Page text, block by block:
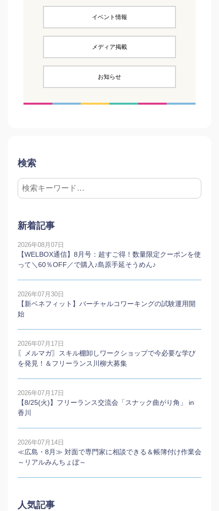
イベント情報
メディア掲載
お知らせ
検索
新着記事
2026年08月07日
【WELBOX通信】8月号：超すご得！数量限定クーポンを使
って＼60％OFF／で購入♪島原手延そうめん♪
2026年07月30日
【新ベネフィット】バーチャルコワーキングの試験運用開
始
2026年07月17日
〖メルマガ〗スキル棚卸しワークショップで今必要な学び
を発見！＆フリーランス川柳大募集
2026年07月17日
【8/25(火)】フリーランス交流会「スナック曲がり角」 in
香川
2026年07月14日
≪広島・8月≫ 対面で専門家に相談できる＆帳簿付け作業会
～リアルみんちょぼ～
人気記事